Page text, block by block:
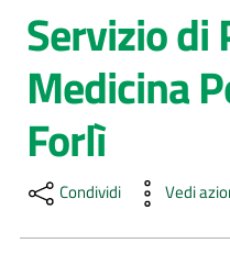
Servizi
Menu selezionato
Luoghi
di
cura
AUSL
Comunica
Salta al contenuto
Servizio di
Medicina
Forlì
Condividi Vedi